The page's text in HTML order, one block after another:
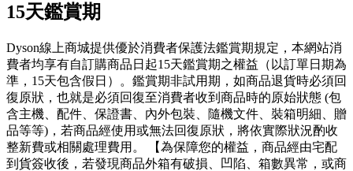
15天鑑賞期
Dyson線上商城提供優於消費者保護法鑑賞期規定，本網站消
費者均享有自訂購商品日起15天鑑賞期之權益（以訂單日期為
準，15天包含假日）。鑑賞期非試用期，如商品退貨時必須回
復原狀，也就是必須回復至消費者收到商品時的原始狀態 (包
含主機、配件、保證書、內外包裝、隨機文件、裝箱明細、贈
品等等)，若商品經使用或無法回復原狀，將依實際狀況酌收
整新費或相關處理費用。 【為保障您的權益，商品經由宅配
到貨簽收後，若發現商品外箱有破損、凹陷、箱數異常，或商